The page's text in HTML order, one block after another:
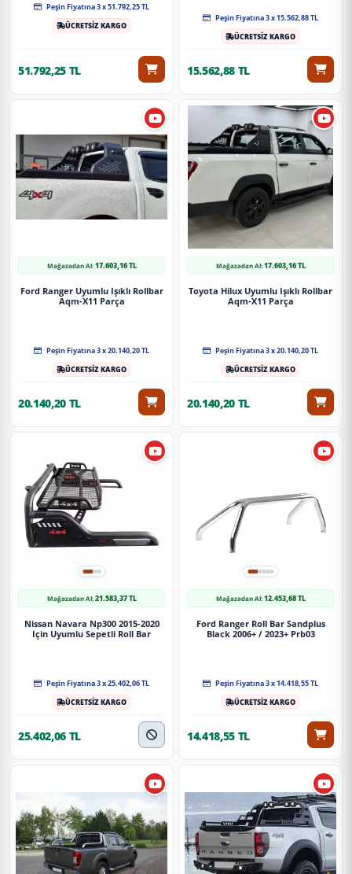
Güvenli Teslimat
Siparişleriniz darbe emici özel ambalajlarla, kargoda zarar
görmeyecek şekilde paketlenerek tarafınıza ulaştırılır. %100
Peşin Fiyatına 3 x 51.792,25 TL
ÜCRETSİZ KARGO
51.792,25 TL
Peşin Fiyatına 3 x 15.562,88 TL
ÜCRETSİZ KARGO
15.562,88 TL
Mağazadan Al:17.603,16 TL
Ford Ranger Uyumlu Işıklı Rollbar
Aqm-X11 Parça
Peşin Fiyatına 3 x 20.140,20 TL
ÜCRETSİZ KARGO
20.140,20 TL
Mağazadan Al:17.603,16 TL
Toyota Hilux Uyumlu Işıklı Rollbar
Aqm-X11 Parça
Peşin Fiyatına 3 x 20.140,20 TL
ÜCRETSİZ KARGO
20.140,20 TL
Mağazadan Al:21.583,37 TL
Nissan Navara Np300 2015-2020
Için Uyumlu Sepetli Roll Bar
Peşin Fiyatına 3 x 25.402,06 TL
ÜCRETSİZ KARGO
25.402,06 TL
Mağazadan Al:12.453,68 TL
Ford Ranger Roll Bar Sandplus
Black 2006+ / 2023+ Prb03
Peşin Fiyatına 3 x 14.418,55 TL
ÜCRETSİZ KARGO
14.418,55 TL